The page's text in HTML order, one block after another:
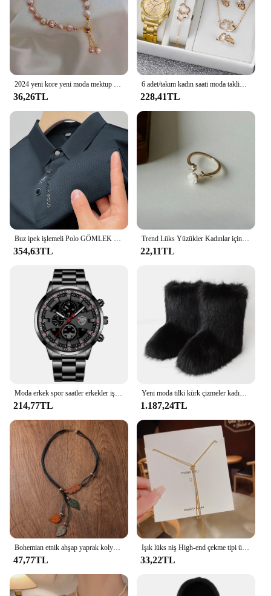
2024 yeni kore yeni moda mektup D yıldız basit Vintage kolye bilezik kadın paslanmaz çelik bilezik lüks orijinal takı
36,26TL
6 adet/takım kadın saati moda taklidi paslanmaz çelik şerit Quartz saat çift kalp takı seti (kutusuz)
228,41TL
Buz ipek işlemeli Polo GÖMLEK 2023 yeni sonbahar/yaz Polo boyun elastik T-shirt kore moda kısa kollu rahat erkek Clothi
354,63TL
Trend Lüks Yüzükler Kadınlar için Altın Kaplama Paslanmaz Çelik Gül Yüzük Moda Estetik Takı Mizaç Anillos Mujer
22,11TL
Moda erkek spor saatler erkekler iş paslanmaz çelik kuvars İzle lüks adam rahat takvim aydınlık saat Reloj Hombre
214,77TL
Yeni moda tilki kürk çizmeler kadın kabarık kürk kar botları kadın kış sıcak peluş Platform ayakkabılar kürklü Faux kürk Bottes lüks çizmeler
1.187,24TL
Bohemian etnik ahşap yaprak kolye kolye Vintage el yapımı Retro bildirimi kolye kadınlar için günlük giyim moda takı
47,77TL
Işık lüks niş High-end çekme tipi üçgen püskül kolye bayanlar moda Charm klavikula zinciri Boudoir bal parti hediye
33,22TL